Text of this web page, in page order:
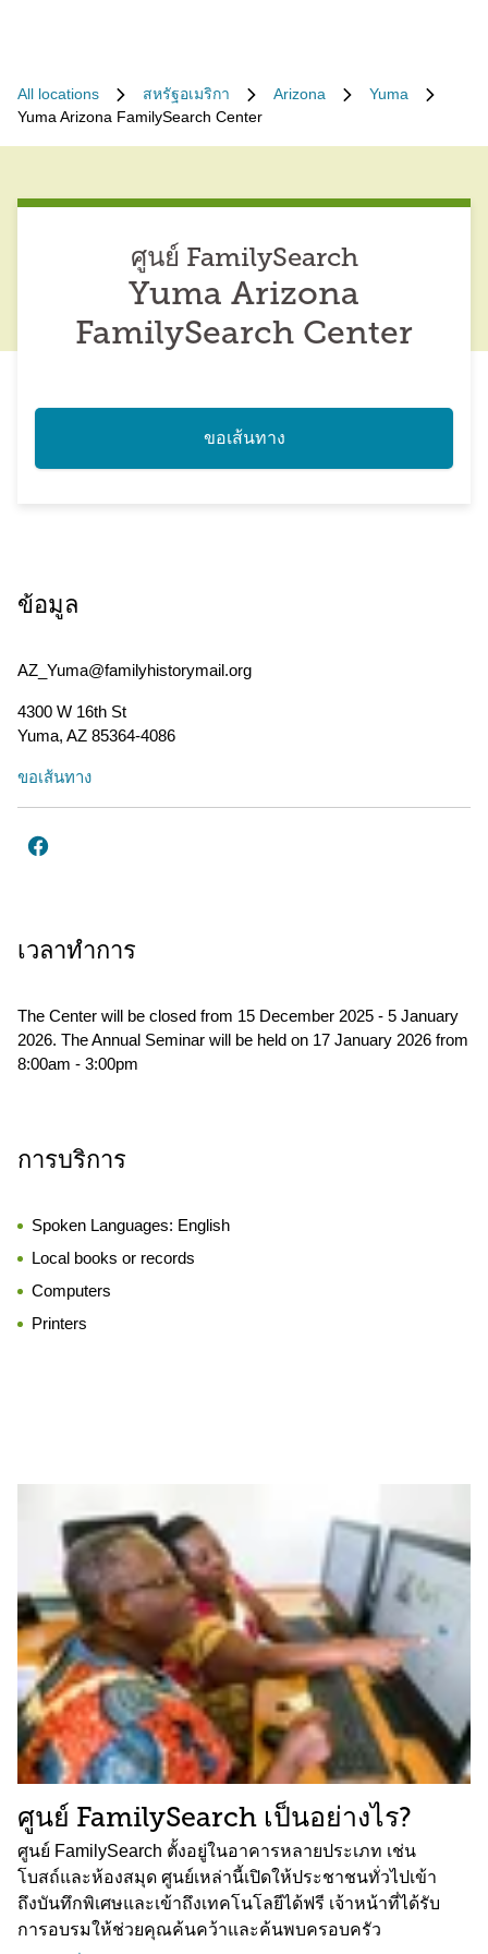
All locations สหรัฐอเมริกา Arizona
Yuma
Yuma Arizona FamilySearch Center
ศูนย์ FamilySearch
Yuma Arizona
FamilySearch Center
ขอเส้นทาง
ข้อมูล
AZ_Yuma@familyhistorymail.org
4300 W 16th St
Yuma, AZ 85364-4086
ขอเส้นทาง
เวลาทำการ
The Center will be closed from 15 December 2025 - 5 January
2026. The Annual Seminar will be held on 17 January 2026 from
8:00am - 3:00pm
การบริการ
Spoken Languages: English
Local books or records
Computers
Printers
ศูนย์ FamilySearch เป็นอย่างไร?
ศูนย์ FamilySearch ตั้งอยู่ในอาคารหลายประเภท เช่น
โบสถ์และห้องสมุด ศูนย์เหล่านี้เปิดให้ประชาชนทั่วไปเข้า
ถึงบันทึกพิเศษและเข้าถึงเทคโนโลยีได้ฟรี เจ้าหน้าที่ได้รับ
การอบรมให้ช่วยคุณค้นคว้าและค้นพบครอบครัว